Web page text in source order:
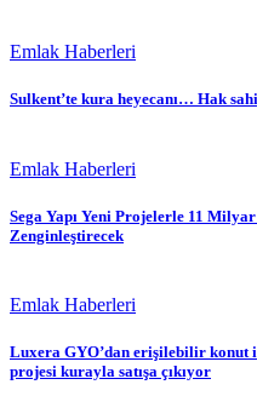
Emlak Haberleri
Sulkent’te kura heyecanı… Hak
Emlak Haberleri
Sega Yapı Yeni Projelerle 11
Zenginleştirecek
Emlak Haberleri
Luxera GYO’dan erişilebilir konut
projesi kurayla satışa çıkıyor